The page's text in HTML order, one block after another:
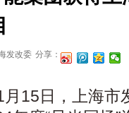
发改委 分享：
月15日，上海市